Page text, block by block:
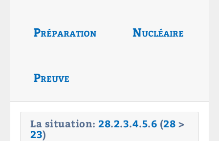
Préparation Nucléaire
Preuve
La situation: 28.2.3.4.5.6 (28 >
23)